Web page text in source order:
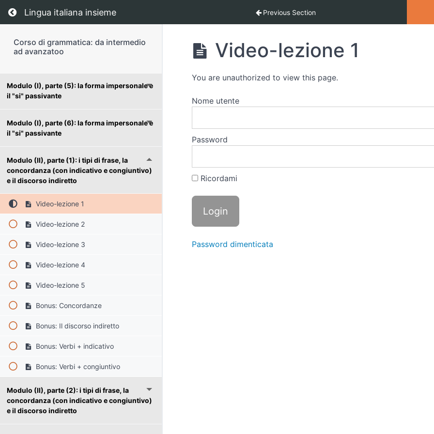
Return to course: Corso di grammatica: da intermedio ad avanzatoo
Lingua italiana insieme Previous Section
Corso di grammatica: da intermedio
ad avanzatoo
Modulo (I), parte (3): la forma impersonale e
Modulo (I), parte (4): la forma impersonale e
Modulo (I), parte (5): la forma impersonale e
il "si" passivante
Modulo (I), parte (6): la forma impersonale e
il "si" passivante
Modulo (II), parte (1): i tipi di frase, la
concordanza (con indicativo e congiuntivo)
e il discorso indiretto
Video-lezione 1
Video-lezione 2
Video-lezione 3
Video-lezione 4
Video-lezione 5
Bonus: Concordanze
Bonus: Il discorso indiretto
Bonus: Verbi + indicativo
Bonus: Verbi + congiuntivo
Modulo (II), parte (2): i tipi di frase, la
concordanza (con indicativo e congiuntivo)
e il discorso indiretto
Video-lezione 1
You are unauthorized to view this page.
Nome utente
Password
Ricordami
Password dimenticata